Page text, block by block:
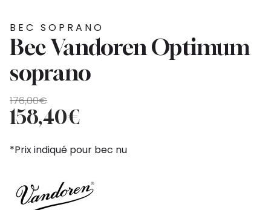
BEC SOPRANO
Bec Vandoren Optimum
soprano
176,00€
Le
prix
initial
était :
176,00€.
158,40€
Le
prix
actuel
est :
158,40€.
*Prix indiqué pour bec nu